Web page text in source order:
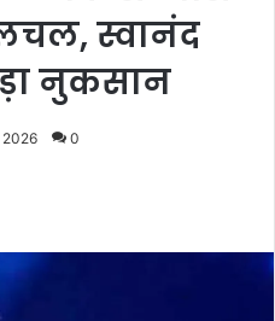
स्वानंद
नुकसान
2026 0